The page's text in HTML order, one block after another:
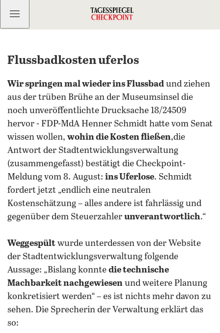
Kostenlos anmelden
Flussbadkosten uferlos
Wir springen mal wieder ins Flussbad und ziehen
aus der trüben Brühe an der Museumsinsel die
noch unveröffentlichte Drucksache 18/24509
hervor - FDP-MdA Henner Schmidt hatte vom Senat
wissen wollen, wohin die Kosten fließen,die
Antwort der Stadtentwicklungsverwaltung
(zusammengefasst) bestätigt die Checkpoint-
Meldung vom 8. August: ins Uferlose. Schmidt
fordert jetzt „endlich eine neutralen
Kostenschätzung – alles andere ist fahrlässig und
gegenüber dem Steuerzahler unverantwortlich.“
Weggespült wurde unterdessen von der Website
der Stadtentwicklungsverwaltung folgende
Aussage: „Bislang konnte die technische
Machbarkeit nachgewiesen und weitere Planung
konkretisiert werden“ – es ist nichts mehr davon zu
sehen. Die Sprecherin der Verwaltung erklärt das
so: